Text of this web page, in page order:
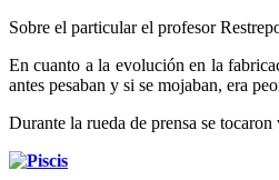
Sobre el particular el profesor
En cuanto a la evolución en la
antes pesaban y si se mojaban, era
Durante la rueda de prensa se